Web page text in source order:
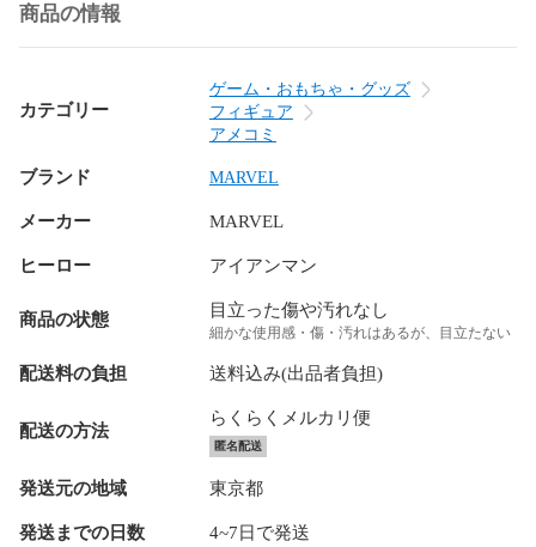
商品の情報
カテゴリー
ゲーム・おもちゃ・グッズ
フィギュア
アメコミ
ブランド MARVEL
メーカー MARVEL
ヒーロー アイアンマン
商品の状態 目立った傷や汚れなし
細かな使用感・傷・汚れはあるが、目立たない
配送料の負担 送料込み(出品者負担)
配送の方法
らくらくメルカリ便
匿名配送
発送元の地域 東京都
発送までの日数 4~7日で発送